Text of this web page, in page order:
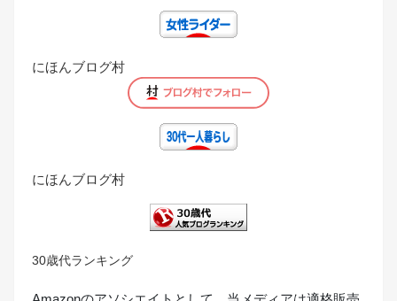
にほんブログ村
にほんブログ村
30歳代ランキング